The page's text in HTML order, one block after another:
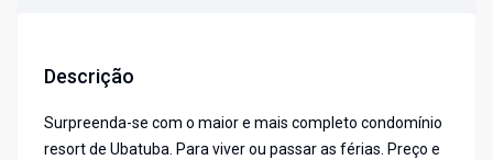
Descrição
Surpreenda-se com o maior e mais completo condomínio
resort de Ubatuba. Para viver ou passar as férias. Preço e